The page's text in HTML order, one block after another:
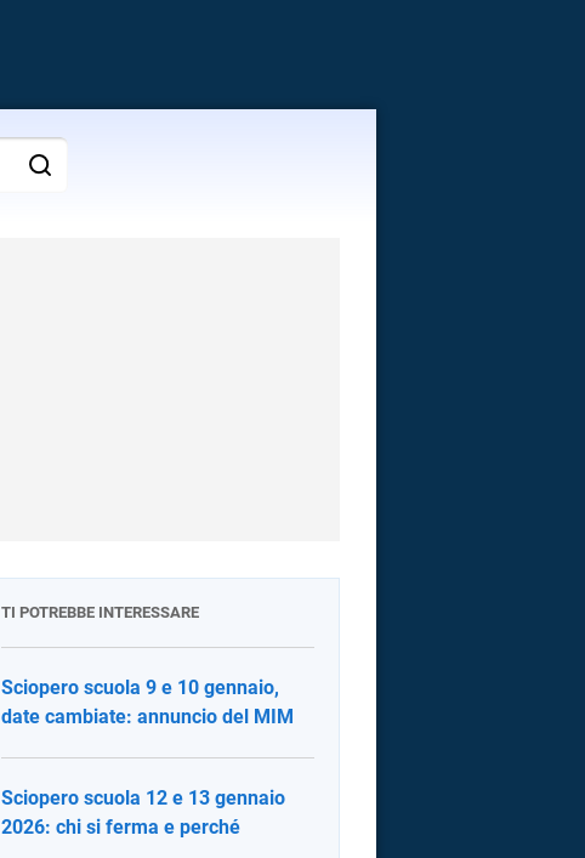
TI POTREBBE INTERESSARE
Sciopero scuola 9 e 10 gennaio,
date cambiate: annuncio del MIM
Sciopero scuola 12 e 13 gennaio
2026: chi si ferma e perché